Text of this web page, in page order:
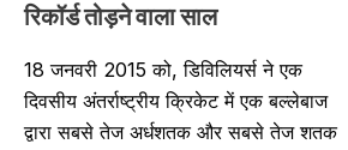
रिकॉर्ड तोड़ने वाला साल
18 जनवरी 2015 को, डिविलियर्स ने एक
दिवसीय अंतर्राष्ट्रीय क्रिकेट में एक बल्लेबाज
द्वारा सबसे तेज अर्धशतक और सबसे तेज शतक